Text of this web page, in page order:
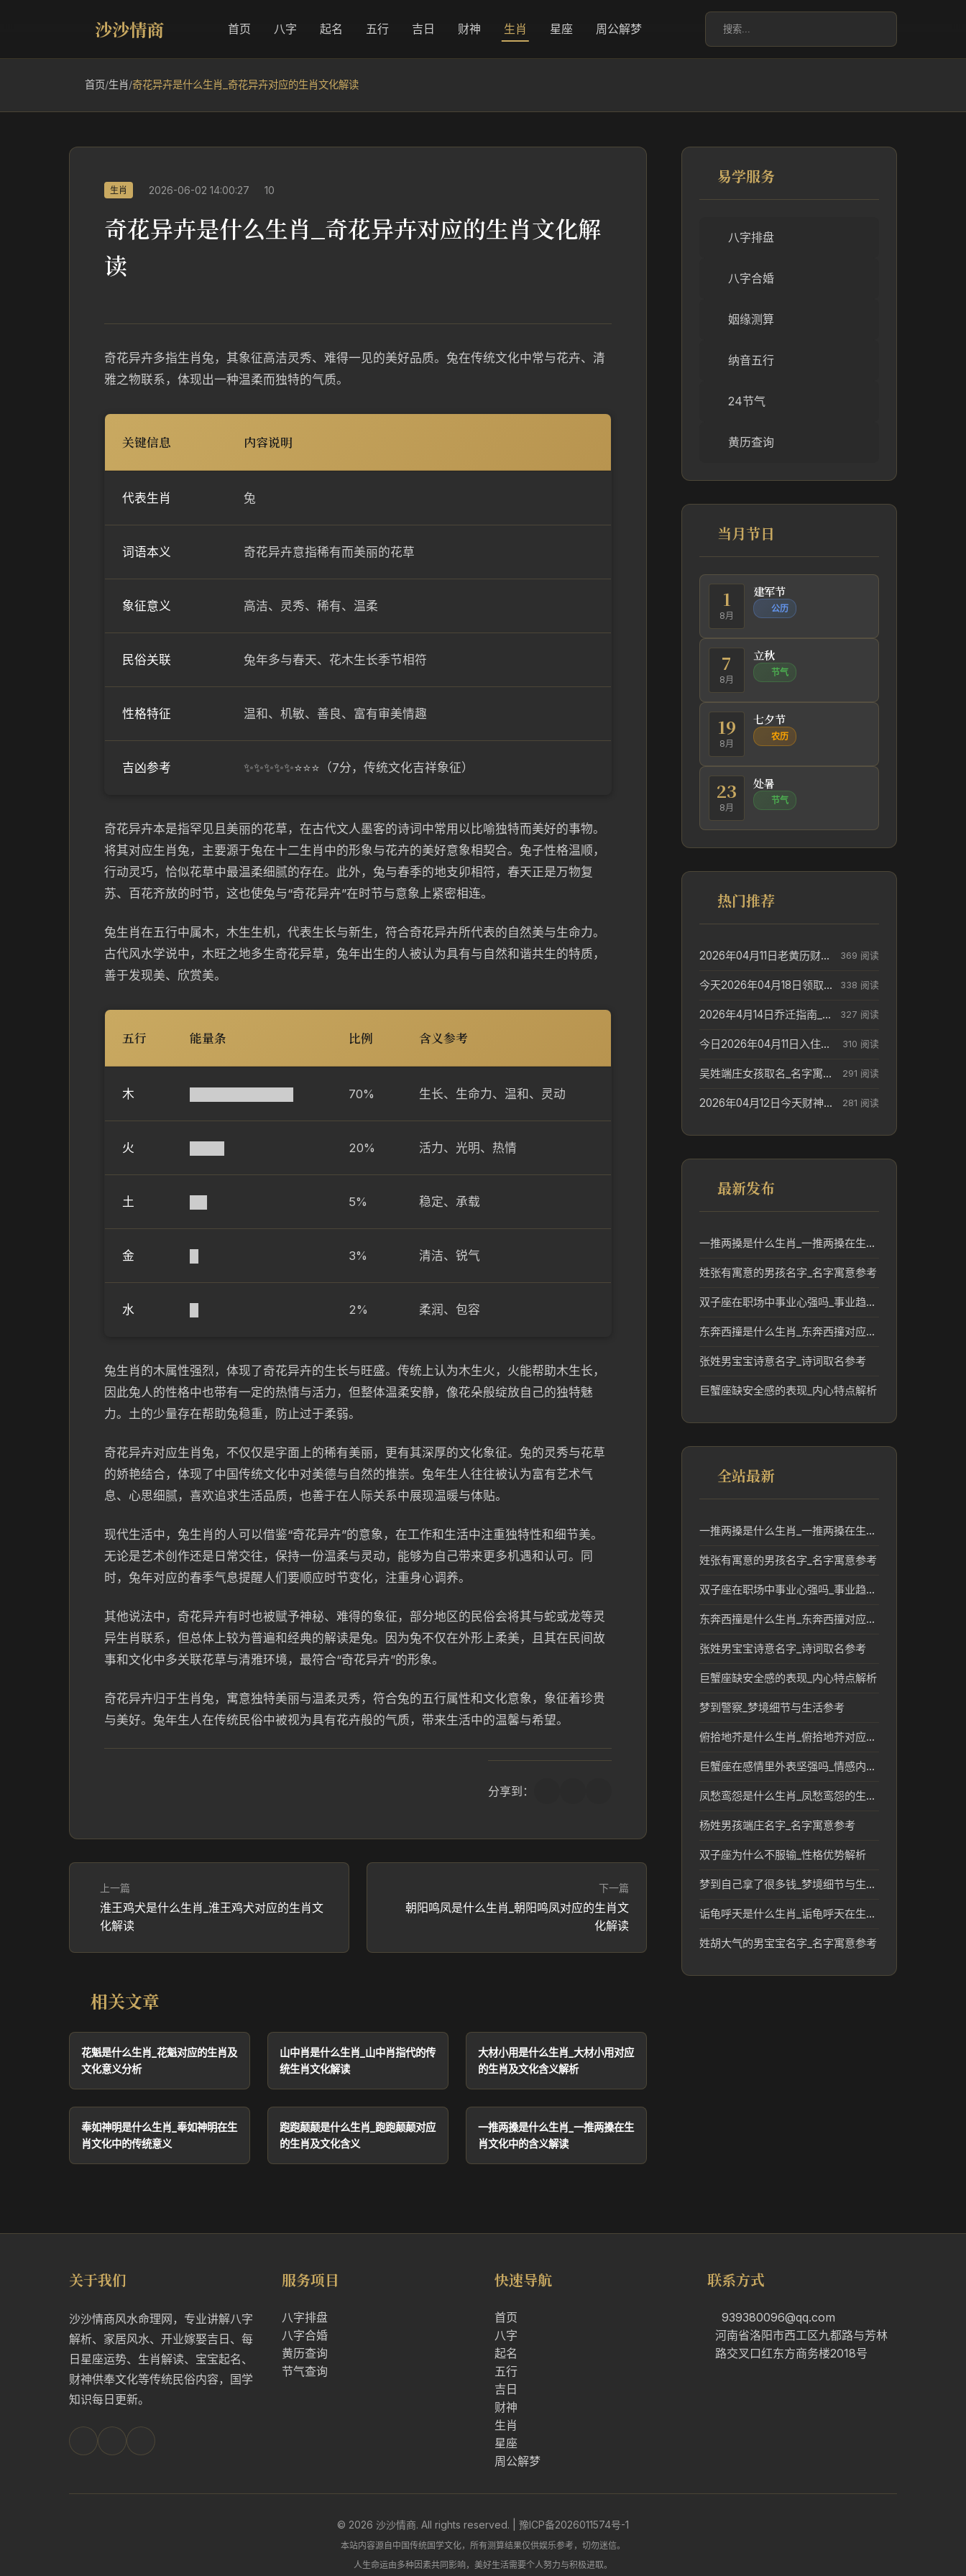
沙沙情商 首页 八字 起名 五行 吉日 财神 生肖 星座 周公解梦
首页/生肖/奇花异卉是什么生肖_奇花异卉对应的生肖文化解读
生肖 2026-06-02 14:00:27 10
奇花异卉是什么生肖_奇花异卉对应的生肖文化解
读
奇花异卉多指生肖兔，其象征高洁灵秀、难得一见的美好品质。兔在传统文化中常与花卉、清
雅之物联系，体现出一种温柔而独特的气质。
关键信息 内容说明
代表生肖 兔
词语本义 奇花异卉意指稀有而美丽的花草
象征意义 高洁、灵秀、稀有、温柔
民俗关联 兔年多与春天、花木生长季节相符
性格特征 温和、机敏、善良、富有审美情趣
吉凶参考 ✨✨✨✨✨⭐⭐⭐（7分，传统文化吉祥象征）
奇花异卉本是指罕见且美丽的花草，在古代文人墨客的诗词中常用以比喻独特而美好的事物。
将其对应生肖兔，主要源于兔在十二生肖中的形象与花卉的美好意象相契合。兔子性格温顺，
行动灵巧，恰似花草中最温柔细腻的存在。此外，兔与春季的地支卯相符，春天正是万物复
苏、百花齐放的时节，这也使兔与“奇花异卉”在时节与意象上紧密相连。
兔生肖在五行中属木，木生生机，代表生长与新生，符合奇花异卉所代表的自然美与生命力。
古代风水学说中，木旺之地多生奇花异草，兔年出生的人被认为具有与自然和谐共生的特质，
善于发现美、欣赏美。
五行 能量条 比例 含义参考
木 70% 生长、生命力、温和、灵动
火 20% 活力、光明、热情
土 5% 稳定、承载
金 3% 清洁、锐气
水 2% 柔润、包容
兔生肖的木属性强烈，体现了奇花异卉的生长与旺盛。传统上认为木生火，火能帮助木生长，
因此兔人的性格中也带有一定的热情与活力，但整体温柔安静，像花朵般绽放自己的独特魅
力。土的少量存在帮助兔稳重，防止过于柔弱。
奇花异卉对应生肖兔，不仅仅是字面上的稀有美丽，更有其深厚的文化象征。兔的灵秀与花草
的娇艳结合，体现了中国传统文化中对美德与自然的推崇。兔年生人往往被认为富有艺术气
息、心思细腻，喜欢追求生活品质，也善于在人际关系中展现温暖与体贴。
现代生活中，兔生肖的人可以借鉴“奇花异卉”的意象，在工作和生活中注重独特性和细节美。
无论是艺术创作还是日常交往，保持一份温柔与灵动，能够为自己带来更多机遇和认可。同
时，兔年对应的春季气息提醒人们要顺应时节变化，注重身心调养。
其他说法中，奇花异卉有时也被赋予神秘、难得的象征，部分地区的民俗会将其与蛇或龙等灵
异生肖联系，但总体上较为普遍和经典的解读是兔。因为兔不仅在外形上柔美，且其在民间故
事和文化中多关联花草与清雅环境，最符合“奇花异卉”的形象。
奇花异卉归于生肖兔，寓意独特美丽与温柔灵秀，符合兔的五行属性和文化意象，象征着珍贵
与美好。兔年生人在传统民俗中被视为具有花卉般的气质，带来生活中的温馨与希望。
分享到：
上一篇
淮王鸡犬是什么生肖_淮王鸡犬对应的生肖文
化解读
下一篇
朝阳鸣凤是什么生肖_朝阳鸣凤对应的生肖文
化解读
相关文章
花魁是什么生肖_花魁对应的生肖及
文化意义分析
山中肖是什么生肖_山中肖指代的传
统生肖文化解读
大材小用是什么生肖_大材小用对应
的生肖及文化含义解析
奉如神明是什么生肖_奉如神明在生
肖文化中的传统意义
跑跑颠颠是什么生肖_跑跑颠颠对应
的生肖及文化含义
一推两搡是什么生肖_一推两搡在生
肖文化中的含义解读
易学服务
八字排盘
八字合婚
姻缘测算
纳音五行
24节气
黄历查询
当月节日
1
8月
建军节
公历
7
8月
立秋
节气
19
8月
七夕节
农历
23
8月
处暑
节气
热门推荐
2026年04月11日老黄历财神方位_财神方位与供奉讲究 369 阅读
今天2026年04月18日领取结婚证老黄历不适合吗_领证日期参考 338 阅读
2026年4月14日乔迁指南_搬家择日参考 327 阅读
今日2026年04月11日入住新居老黄历不适宜吗_搬家择日参考 310 阅读
吴姓端庄女孩取名_名字寓意参考 291 阅读
2026年04月12日今天财神在哪个吉位_财神方位参考 281 阅读
最新发布
一推两搡是什么生肖_一推两搡在生肖文化中的含义解读
姓张有寓意的男孩名字_名字寓意参考
双子座在职场中事业心强吗_事业趋势分析
东奔西撞是什么生肖_东奔西撞对应的生肖含义分析
张姓男宝宝诗意名字_诗词取名参考
巨蟹座缺安全感的表现_内心特点解析
全站最新
一推两搡是什么生肖_一推两搡在生肖文化中的含义解读
姓张有寓意的男孩名字_名字寓意参考
双子座在职场中事业心强吗_事业趋势分析
东奔西撞是什么生肖_东奔西撞对应的生肖含义分析
张姓男宝宝诗意名字_诗词取名参考
巨蟹座缺安全感的表现_内心特点解析
梦到警察_梦境细节与生活参考
俯拾地芥是什么生肖_俯拾地芥对应的生肖文化解读
巨蟹座在感情里外表坚强吗_情感内心特点解析
凤愁鸾怨是什么生肖_凤愁鸾怨的生肖寓意与文化解读
杨姓男孩端庄名字_名字寓意参考
双子座为什么不服输_性格优势解析
梦到自己拿了很多钱_梦境细节与生活参考
诟龟呼天是什么生肖_诟龟呼天在生肖文化中的象征意义
姓胡大气的男宝宝名字_名字寓意参考
关于我们
沙沙情商风水命理网，专业讲解八字
解析、家居风水、开业嫁娶吉日、每
日星座运势、生肖解读、宝宝起名、
财神供奉文化等传统民俗内容，国学
知识每日更新。
服务项目
八字排盘
八字合婚
黄历查询
节气查询
快速导航
首页
八字
起名
五行
吉日
财神
生肖
星座
周公解梦
联系方式
939380096@qq.com
河南省洛阳市西工区九都路与芳林
路交叉口红东方商务楼2018号
© 2026 沙沙情商. All rights reserved. | 豫ICP备2026011574号-1
本站内容源自中国传统国学文化，所有测算结果仅供娱乐参考，切勿迷信。
人生命运由多种因素共同影响，美好生活需要个人努力与积极进取。